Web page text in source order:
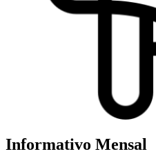
Informativo Mensal